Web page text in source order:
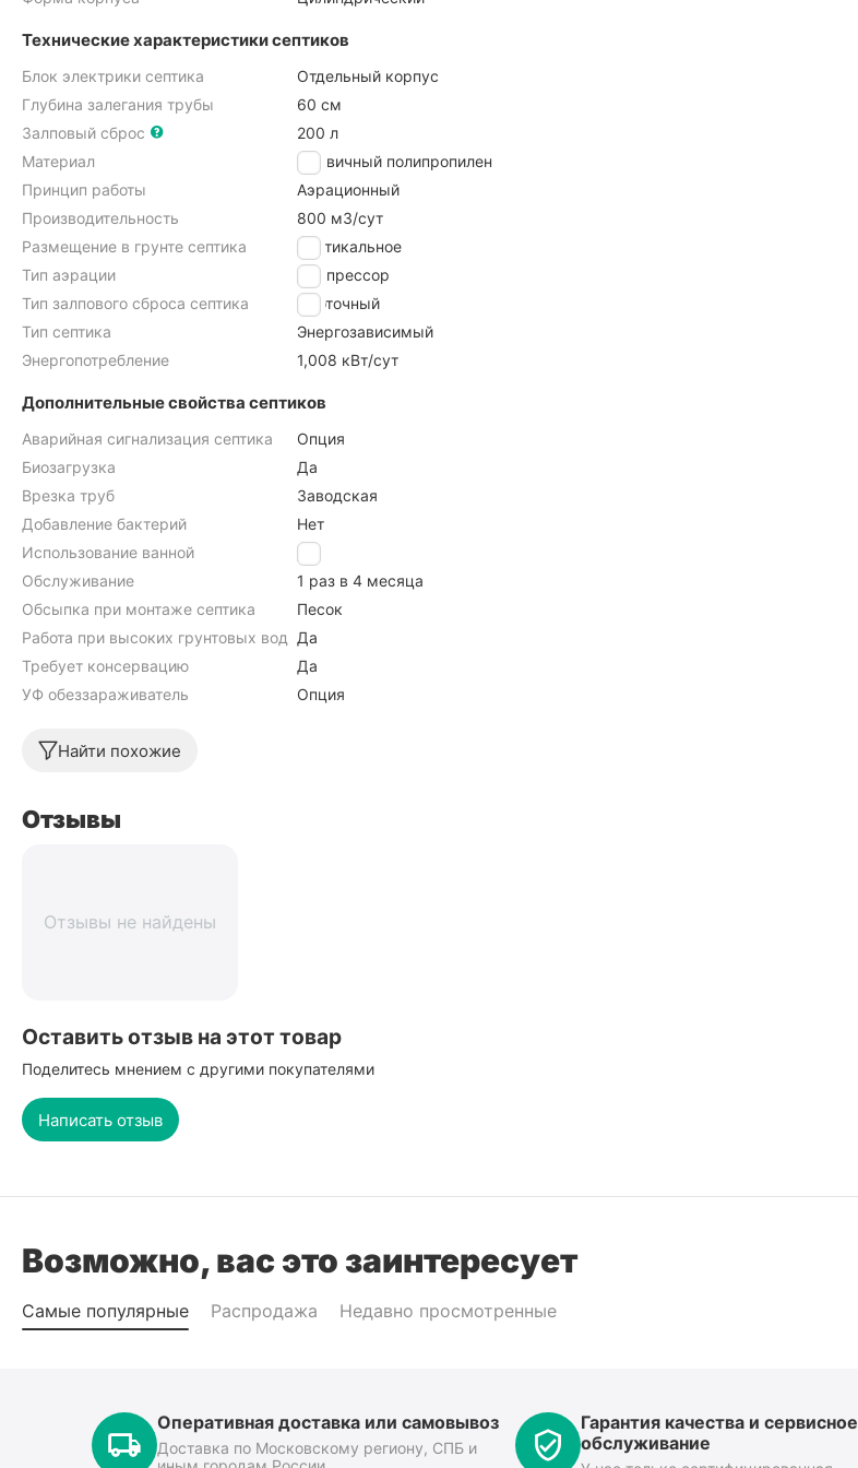
Технические характеристики септиков
Блок электрики септика
Отдельный корпус
Глубина залегания трубы
60 см
Залповый сброс
200 л
Материал
Первичный полипропилен
Принцип работы
Аэрационный
Производительность
800 м3/cут
Размещение в грунте септика
Вертикальное
Тип аэрации
Компрессор
Тип залпового сброса септика
Проточный
Тип септика
Энергозависимый
Энергопотребление
1,008 кВт/сут
Дополнительные свойства септиков
Аварийная сигнализация септика
Опция
Биозагрузка
Да
Врезка труб
Заводская
Добавление бактерий
Нет
Использование ванной
Да
Обслуживание
1 раз в 4 месяца
Обсыпка при монтаже септика
Песок
Работа при высоких грунтовых водах септика
Да
Требует консервацию
Да
УФ обеззараживатель
Опция
Найти похожие
Отзывы
Отзывы не найдены
Оставить отзыв на этот товар
Поделитесь мнением с другими покупателями
Написать отзыв
Возможно, вас это заинтересует
Самые популярные Распродажа Недавно просмотренные
Оперативная доставка или самовывоз
Доставка по Московскому региону, СПБ и
Гарантия качества и сервисное
обслуживание